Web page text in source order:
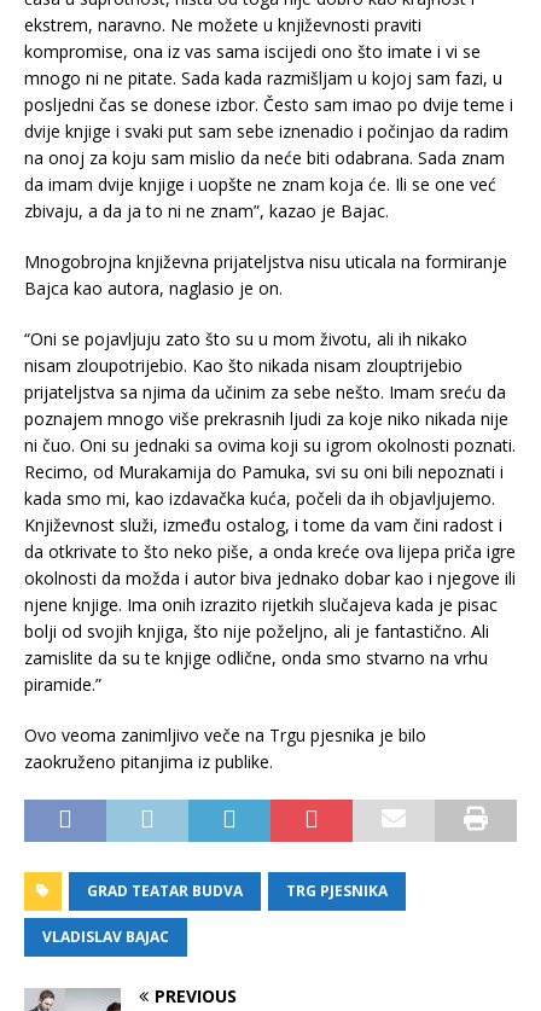
ekstrem, naravno. Ne možete u književnosti praviti
kompromise, ona iz vas sama iscijedi ono što imate i vi se
mnogo ni ne pitate. Sada kada razmišljam u kojoj sam fazi, u
posljedni čas se donese izbor. Često sam imao po dvije teme i
dvije knjige i svaki put sam sebe iznenadio i počinjao da radim
na onoj za koju sam mislio da neće biti odabrana. Sada znam
da imam dvije knjige i uopšte ne znam koja će. Ili se one već
zbivaju, a da ja to ni ne znam”, kazao je Bajac.
Mnogobrojna književna prijateljstva nisu uticala na formiranje
Bajca kao autora, naglasio je on.
“Oni se pojavljuju zato što su u mom životu, ali ih nikako
nisam zloupotrijebio. Kao što nikada nisam zlouptrijebio
prijateljstva sa njima da učinim za sebe nešto. Imam sreću da
poznajem mnogo više prekrasnih ljudi za koje niko nikada nije
ni čuo. Oni su jednaki sa ovima koji su igrom okolnosti poznati.
Recimo, od Murakamija do Pamuka, svi su oni bili nepoznati i
kada smo mi, kao izdavačka kuća, počeli da ih objavljujemo.
Književnost služi, između ostalog, i tome da vam čini radost i
da otkrivate to što neko piše, a onda kreće ova lijepa priča igre
okolnosti da možda i autor biva jednako dobar kao i njegove ili
njene knjige. Ima onih izrazito rijetkih slučajeva kada je pisac
bolji od svojih knjiga, što nije poželjno, ali je fantastično. Ali
zamislite da su te knjige odlične, onda smo stvarno na vrhu
piramide.”
Ovo veoma zanimljivo veče na Trgu pjesnika je bilo
zaokruženo pitanjima iz publike.
GRAD TEATAR BUDVA TRG PJESNIKA
VLADISLAV BAJAC
PREVIOUS